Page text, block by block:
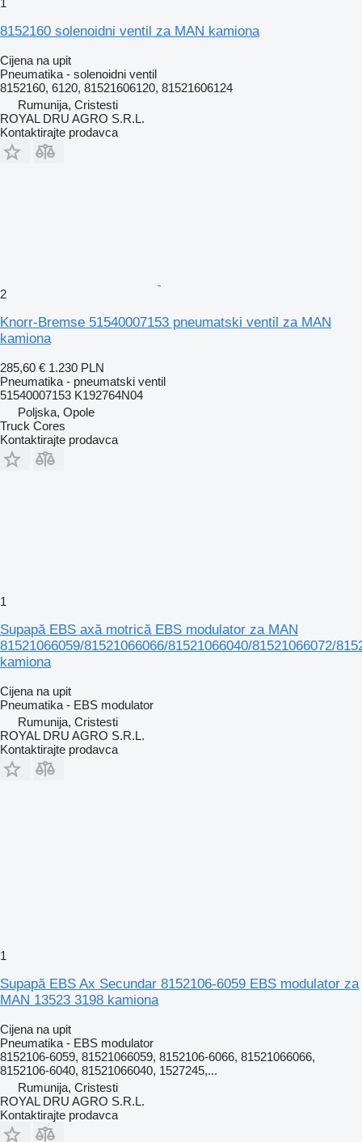
8152160 solenoidni ventil za MAN kamiona
Cijena na upit
Pneumatika - solenoidni ventil
8152160, 6120, 81521606120, 81521606124
Rumunija, Cristesti
ROYAL DRU AGRO S.R.L.
Kontaktirajte prodavca
2
Knorr-Bremse 51540007153 pneumatski ventil za MAN
kamiona
285,60 € 1.230 PLN
Pneumatika - pneumatski ventil
51540007153 K192764N04
Poljska, Opole
Truck Cores
Kontaktirajte prodavca
1
Supapă EBS axă motrică EBS modulator za MAN
81521066059/81521066066/81521066040/81521066072/
kamiona
Cijena na upit
Pneumatika - EBS modulator
Rumunija, Cristesti
ROYAL DRU AGRO S.R.L.
Kontaktirajte prodavca
1
Supapă EBS Ax Secundar 8152106-6059 EBS modulator za
MAN 13523 3198 kamiona
Cijena na upit
Pneumatika - EBS modulator
8152106-6059, 81521066059, 8152106-6066, 81521066066,
8152106-6040, 81521066040, 1527245,...
Rumunija, Cristesti
ROYAL DRU AGRO S.R.L.
Kontaktirajte prodavca